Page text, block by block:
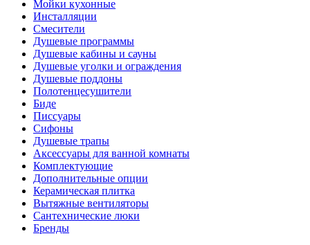
Мойки кухонные
Инсталляции
Смесители
Душевые программы
Душевые кабины и сауны
Душевые уголки и ограждения
Душевые поддоны
Полотенцесушители
Биде
Писсуары
Сифоны
Душевые трапы
Аксессуары для ванной комнаты
Комплектующие
Дополнительные опции
Керамическая плитка
Вытяжные вентиляторы
Сантехнические люки
Бренды